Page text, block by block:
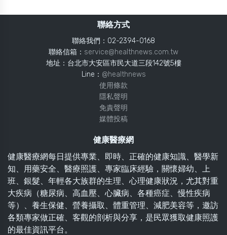
聯絡方式
聯絡我們：02-2394-0168
聯絡信箱： service@healthnews.com.tw
地址：台北市大安區市民大道三段142號5樓
Line： @healthnews
使用條款
隱私聲明
免責聲明
媒體投稿
健康醫療網
健康醫療網每日提供專業、即時、正確的健康知識、醫學新
知、用藥安全、醫療照護、專家臨床經驗，關懷婦幼、上
班、銀髮、年輕各大族群的生理、心理健康狀況，尤其對重
大疾病（糖尿病、高血壓、心臟病、各種癌症、慢性疾病
等）、養生保健、營養攝取、體重管理、減肥美容等，邀訪
各類專家做正確、客觀的剖析與分享，是民眾獲取健康照護
的最佳資訊平台。